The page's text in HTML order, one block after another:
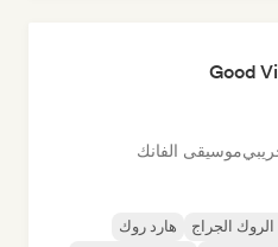
Good
موسيقى الفانك
الجراج
هارد روك